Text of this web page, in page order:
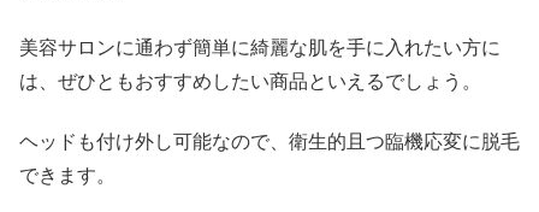
美容サロンに通わず簡単に綺麗な肌を手に入れたい方に
は、ぜひともおすすめしたい商品といえるでしょう。
ヘッドも付け外し可能なので、衛生的且つ臨機応変に脱毛
できます。